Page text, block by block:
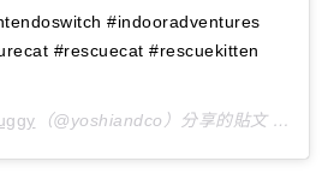
#indooradventures
#rescuecat #rescuekitten
（@yoshiandco）分享的貼文 於